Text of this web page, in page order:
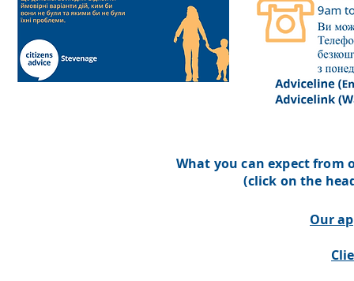
What you can expect from
(click on the
Our